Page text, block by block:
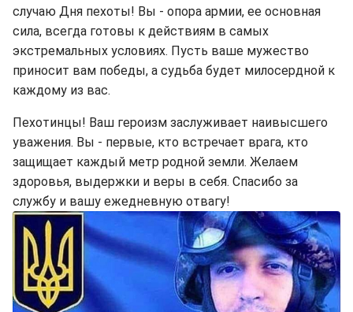
случаю Дня пехоты! Вы - опора армии, ее основная
сила, всегда готовы к действиям в самых
экстремальных условиях. Пусть ваше мужество
приносит вам победы, а судьба будет милосердной к
каждому из вас.
Пехотинцы! Ваш героизм заслуживает наивысшего
уважения. Вы - первые, кто встречает врага, кто
защищает каждый метр родной земли. Желаем
здоровья, выдержки и веры в себя. Спасибо за
службу и вашу ежедневную отвагу!